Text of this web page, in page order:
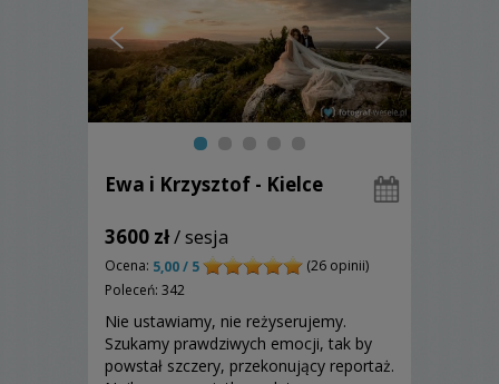
Ewa i Krzysztof - Kielce
3600 zł/ sesja
Ocena: 5,00 / 5
(26 opinii)
Poleceń: 342
Nie ustawiamy, nie reżyserujemy.
Szukamy prawdziwych emocji, tak by
powstał szczery, przekonujący reportaż.